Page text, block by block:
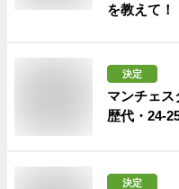
を教えて！
決定
マンチェス
歴代・24-
決定